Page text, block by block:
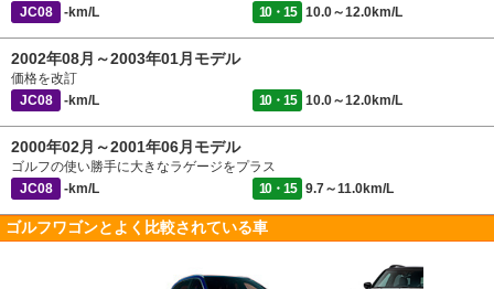
JC08
-km/L 10・15 10.0～12.0km/L
2002年08月～2003年01月モデル
価格を改訂
JC08
-km/L 10・15 10.0～12.0km/L
2000年02月～2001年06月モデル
ゴルフの使い勝手に大きなラゲージをプラス
JC08
-km/L 10・15 9.7～11.0km/L
ゴルフワゴンとよく比較されている車